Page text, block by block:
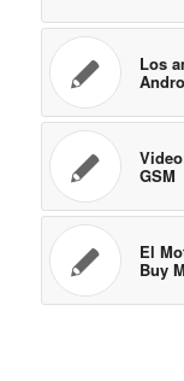
Los
GSM
El
Buy